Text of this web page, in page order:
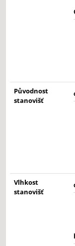
Původnost
stanovišť
Vlhkost
stanovišť